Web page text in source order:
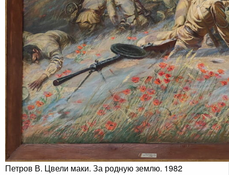
Петров В. Цвели маки. За родную землю. 1982